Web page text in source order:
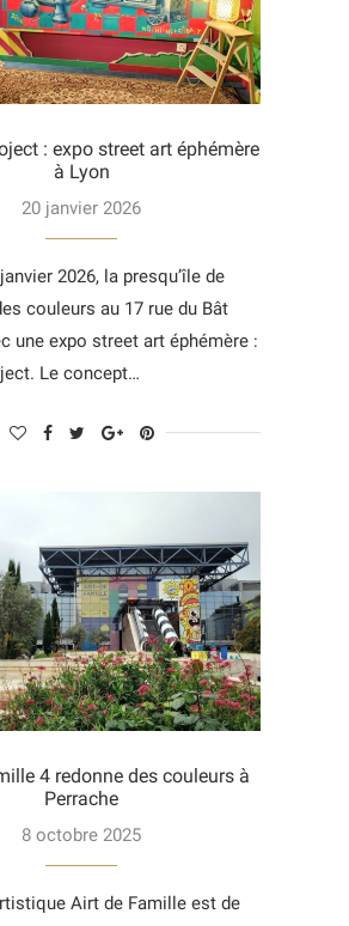
: expo street art éphémère
à Lyon
20 janvier 2026
2026, la presqu’île de
couleurs au 17 rue du Bât
une expo street art éphémère :
Le concept…
4 redonne des couleurs à
Perrache
8 octobre 2025
Airt de Famille est de